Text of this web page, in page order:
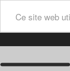
Ce site web